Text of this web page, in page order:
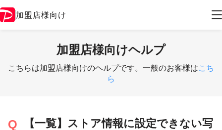
加盟店様向け
加盟店様向けヘルプ
こちらは加盟店様向けのヘルプです。一般のお客様はこち
ら
【一覧】ストア情報に設定できない写